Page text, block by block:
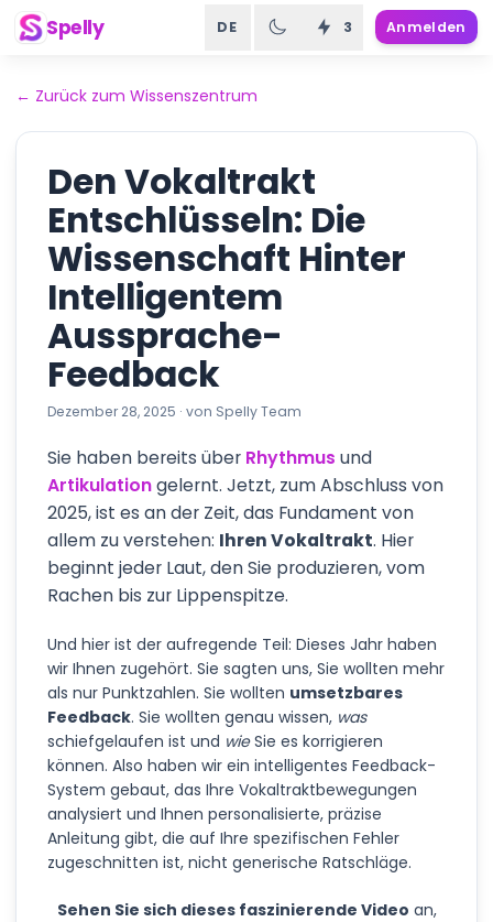
Spelly DE 3 Anmelden
← Zurück zum Wissenszentrum
Den Vokaltrakt
Entschlüsseln: Die
Wissenschaft Hinter
Intelligentem
Aussprache-
Feedback
Dezember 28, 2025 · von Spelly Team
Sie haben bereits über Rhythmus und
Artikulationgelernt. Jetzt, zum Abschluss von
2025, ist es an der Zeit, das Fundament von
allem zu verstehen: Ihren Vokaltrakt. Hier
beginnt jeder Laut, den Sie produzieren, vom
Rachen bis zur Lippenspitze.
Und hier ist der aufregende Teil: Dieses Jahr haben
wir Ihnen zugehört. Sie sagten uns, Sie wollten mehr
als nur Punktzahlen. Sie wollten umsetzbares
Feedback. Sie wollten genau wissen, was
schiefgelaufen ist und wieSie es korrigieren
können. Also haben wir ein intelligentes Feedback-
System gebaut, das Ihre Vokaltraktbewegungen
analysiert und Ihnen personalisierte, präzise
Anleitung gibt, die auf Ihre spezifischen Fehler
zugeschnitten ist, nicht generische Ratschläge.
Sehen Sie sich dieses faszinierende Video an,